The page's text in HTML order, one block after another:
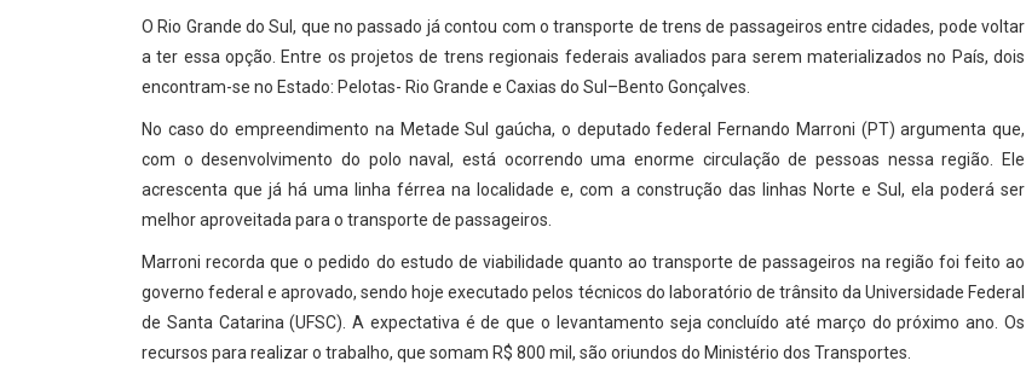
O Rio Grande do Sul, que no passado já contou com o transporte de trens de passageiros entre cidades, pode voltar
a ter essa opção. Entre os projetos de trens regionais federais avaliados para serem materializados no País, dois
encontram-se no Estado: Pelotas- Rio Grande e Caxias do Sul–Bento Gonçalves.
No caso do empreendimento na Metade Sul gaúcha, o deputado federal Fernando Marroni (PT) argumenta que,
com o desenvolvimento do polo naval, está ocorrendo uma enorme circulação de pessoas nessa região. Ele
acrescenta que já há uma linha férrea na localidade e, com a construção das linhas Norte e Sul, ela poderá ser
melhor aproveitada para o transporte de passageiros.
Marroni recorda que o pedido do estudo de viabilidade quanto ao transporte de passageiros na região foi feito ao
governo federal e aprovado, sendo hoje executado pelos técnicos do laboratório de trânsito da Universidade Federal
de Santa Catarina (UFSC). A expectativa é de que o levantamento seja concluído até março do próximo ano. Os
recursos para realizar o trabalho, que somam R$ 800 mil, são oriundos do Ministério dos Transportes.